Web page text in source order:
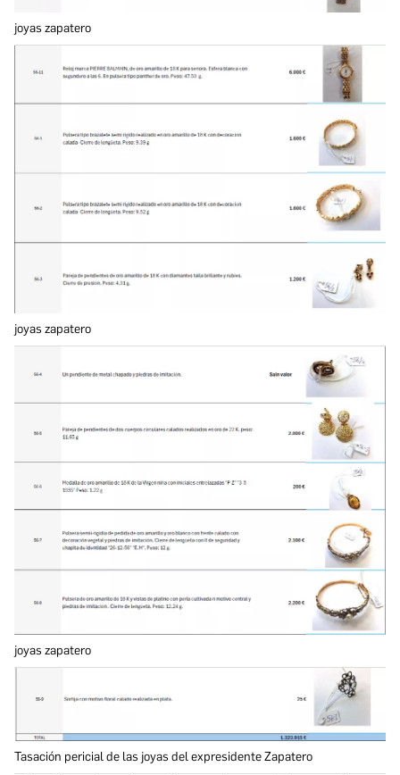
joyas zapatero
joyas zapatero
joyas zapatero
Tasación pericial de las joyas del expresidente Zapatero